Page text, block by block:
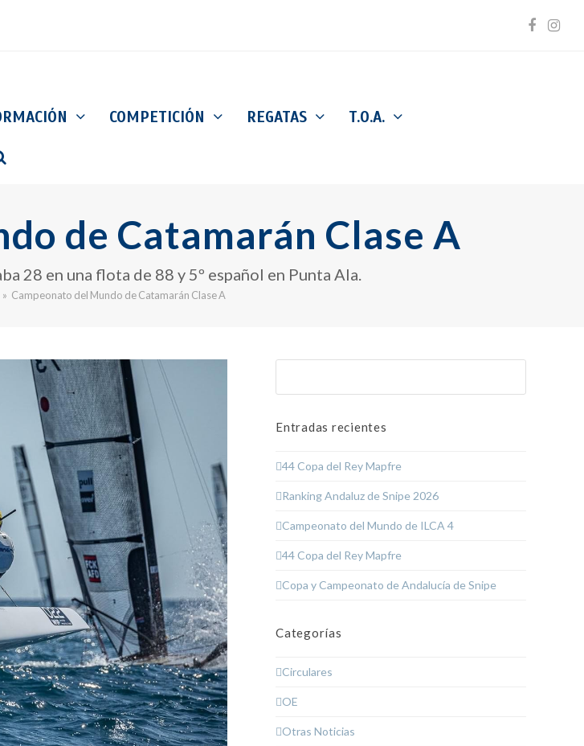
COMPETICIÓN REGATAS T.O.A.
de Catamarán Clase A
28 en una flota de 88 y 5º español en Punta Ala.
» Campeonato del Mundo de Catamarán Clase A
Entradas recientes
44 Copa del Rey Mapfre
Ranking Andaluz de Snipe 2026
Campeonato del Mundo de ILCA 4
44 Copa del Rey Mapfre
Copa y Campeonato de Andalucía de Snipe
Categorías
Circulares
OE
Otras Noticias